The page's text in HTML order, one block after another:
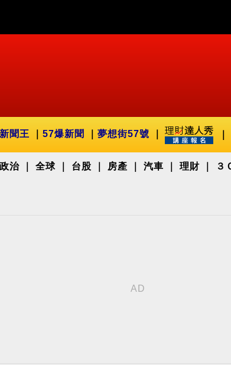
聞王 57爆新聞 夢想街57號
政治 全球 台股 房產 汽車 理財 ３